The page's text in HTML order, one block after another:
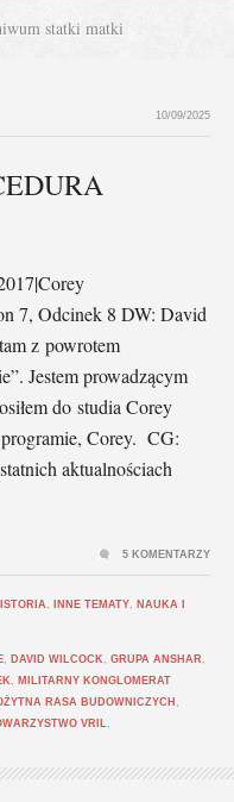
statki matki
10/09/2025
7, Odcinek 8 DW: David
z powrotem
Jestem prowadzącym
do studia Corey
Corey. CG:
aktualnościach
INNE TEMATY
NAUKA I
DAVID WILCOCK GRUPA ANSHAR
MILITARNY KONGLOMERAT
RASA BUDOWNICZYCH
VRIL
5 KOMENTARZY